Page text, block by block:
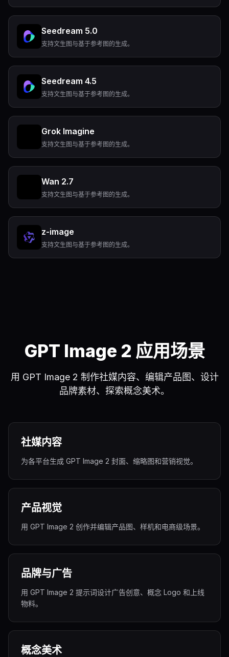
Seedream 5.0
支持文生图与基于参考图的生成。
Seedream 4.5
支持文生图与基于参考图的生成。
Grok Imagine
支持文生图与基于参考图的生成。
Wan 2.7
支持文生图与基于参考图的生成。
z-image
支持文生图与基于参考图的生成。
GPT Image 2 应用场景
用 GPT Image 2 制作社媒内容、编辑产品图、设计
品牌素材、探索概念美术。
社媒内容
为各平台生成 GPT Image 2 封面、缩略图和营销视觉。
产品视觉
用 GPT Image 2 创作并编辑产品图、样机和电商级场景。
品牌与广告
用 GPT Image 2 提示词设计广告创意、概念 Logo 和上线
物料。
概念美术